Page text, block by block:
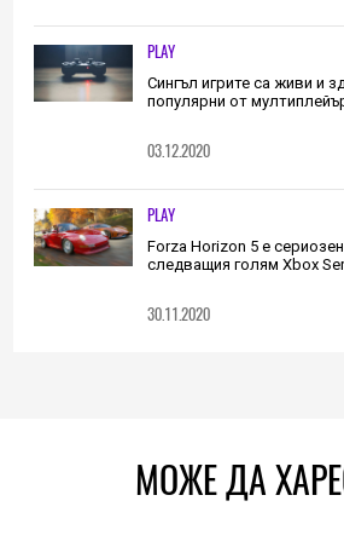
PLAY
Сингъл игрите са живи и
популярни от
03.12.2020
PLAY
Forza Horizon 5 е
следващия голям Xbox
30.11.2020
МОЖЕ ДА